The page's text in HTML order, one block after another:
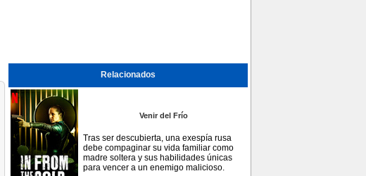
Relacionados
Venir del Frío
Tras ser descubierta, una exespía rusa
debe compaginar su vida familiar como
madre soltera y sus habilidades únicas
para vencer a un enemigo malicioso.